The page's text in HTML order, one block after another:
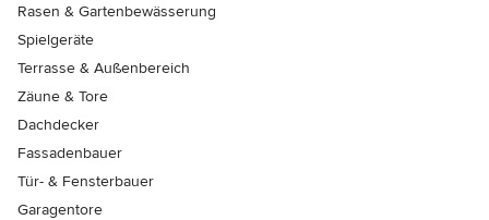
Rasen & Gartenbewässerung
Spielgeräte
Terrasse & Außenbereich
Zäune & Tore
Dachdecker
Fassadenbauer
Tür- & Fensterbauer
Garagentore